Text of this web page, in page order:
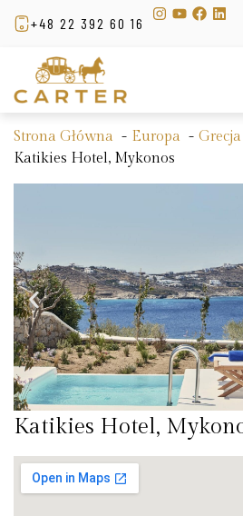
+48 22 392 60 16
Strona Główna Europa Grecja
Katikies Hotel, Mykonos
Katikies Hotel,